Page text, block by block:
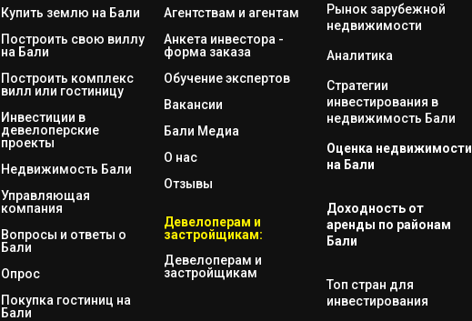
Купить землю на Бали
Построить свою виллу
на Бали
Построить комплекс
вилл или гостиницу
Инвестиции в
девелоперские
проекты
Недвижимость Бали
Управляющая
компания
Вопросы и ответы о
Бали
Опрос
Покупка гостиниц на
Бали
Агентствам и агентам
Анкета инвестора -
форма заказа
Обучение экспертов
Вакансии
Бали Медиа
О нас
Отзывы
Девелоперам и
застройщикам:
Девелоперам и
застройщикам
Рынок зарубежной
недвижимости
Аналитика
Стратегии
инвестирования в
недвижимость Бали
Оценка недвижимости
на Бали
Доходность от
аренды по районам
Бали
Топ стран для
инвестирования